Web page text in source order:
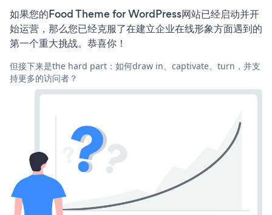
如果您的Food Theme for WordPress网站已经启动并开
始运营，那么您已经克服了在建立企业在线形象方面遇到的
第一个重大挑战。恭喜你！
但接下来是the hard part：如何draw in、captivate、turn，并支
持更多的访问者？